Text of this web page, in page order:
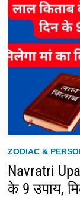
ZODIAC &
Navratri
के 9 उपाय,